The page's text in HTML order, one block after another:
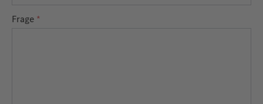
Frage *